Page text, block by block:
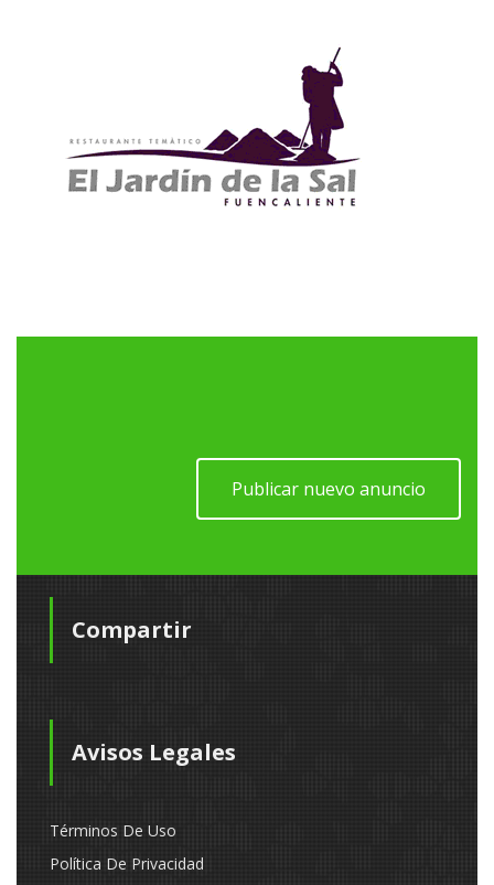
Publicar nuevo anuncio
Compartir
Avisos Legales
Términos De Uso
Política De Privacidad